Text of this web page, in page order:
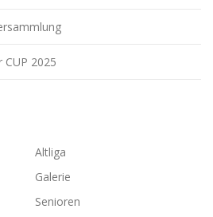
CUP 2025
Altliga
Galerie
Senioren